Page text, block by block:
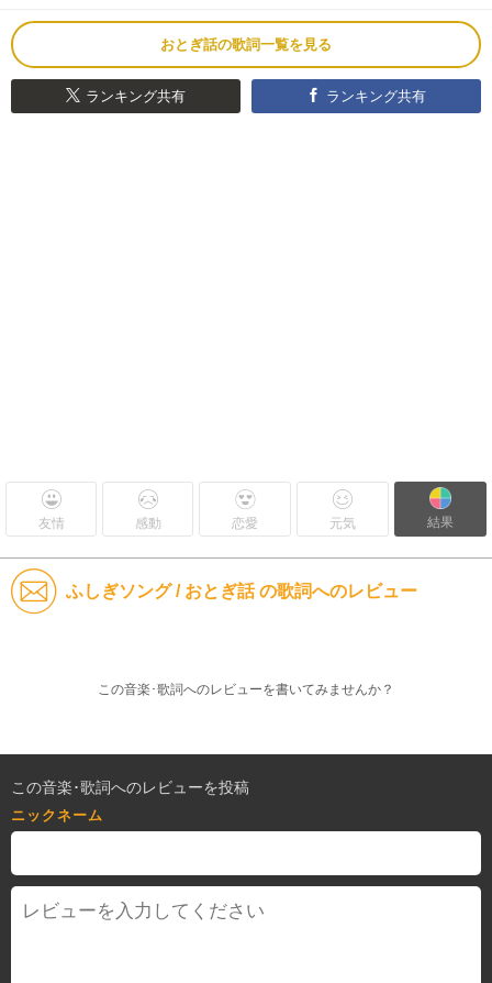
おとぎ話の歌詞一覧を見る
ランキング共有 ランキング共有
友情 感動 恋愛 元気 結果
ふしぎソング / おとぎ話 の歌詞へのレビュー
この音楽･歌詞へのレビューを書いてみませんか？
この音楽･歌詞へのレビューを投稿
ニックネーム